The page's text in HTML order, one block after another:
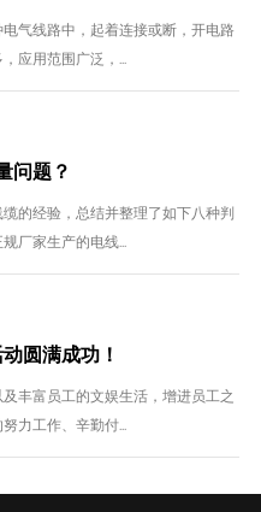
气线路中，起着连接或断，开电路
应用范围广泛，...
问题？
的经验，总结并整理了如下八种判
厂家生产的电线...
圆满成功！
丰富员工的文娱生活，增进员工之
力工作、辛勤付...